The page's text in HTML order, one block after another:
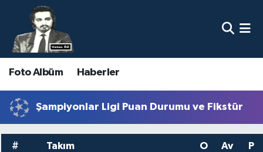
Foto Albüm Haberler
Şampiyonlar Ligi Puan Durumu ve Fikstür
# Takım O Av P
Nöbetçi Eczaneler
Hava Durumu
Namaz Vakitleri
Trafik Durumu